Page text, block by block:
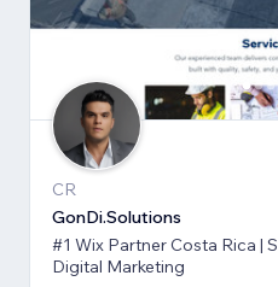
CR
GonDi.Solutions
#1 Wix Partner Costa Rica |
Digital Marketing